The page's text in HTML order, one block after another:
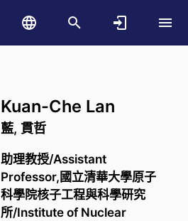
Kuan-Che Lan
藍, 貫哲
助理教授/Assistant
Professor,國立清華大學原子
科學院核子工程與科學研究
所/Institute of Nuclear